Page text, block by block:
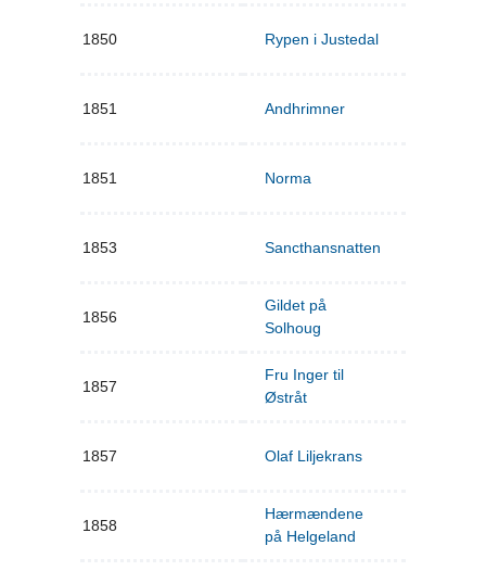
1850 Rypen i Justedal
1851 Andhrimner
1851 Norma
1853 Sancthansnatten
1856
Gildet på
Solhoug
1857
Fru Inger til
Østråt
1857 Olaf Liljekrans
1858
Hærmændene
på Helgeland